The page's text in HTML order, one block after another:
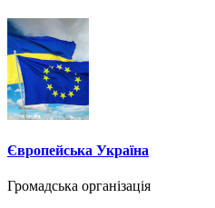
Європейська Україна
Громадська організація